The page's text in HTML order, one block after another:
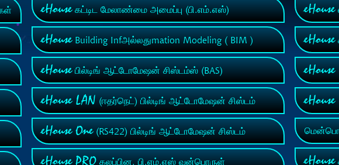
eHouseகட்டிட மேலாண்மை அமைப்பு (பி.எம்.எஸ்)
eHouseBuilding Infஅல்லதுmation Modeling ( BIM )
eHouseபில்டிங் ஆட்டோமேஷன் சிஸ்டம்ஸ் (BAS)
eHouse LAN(ஈதர்நெட்) பில்டிங் ஆட்டோமேஷன் சிஸ்டம்
eHouse One(RS422) பில்டிங் ஆட்டோமேஷன் சிஸ்டம்
eHouse PROகலப்பின, பி.எம்.எஸ் வன்பொருள்
eHouse
eHouse
eHouse